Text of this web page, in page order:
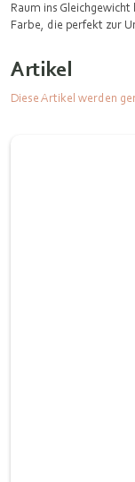
Raum ins
Farbe, die perfekt zur
Artikel
Diese Artikel werden